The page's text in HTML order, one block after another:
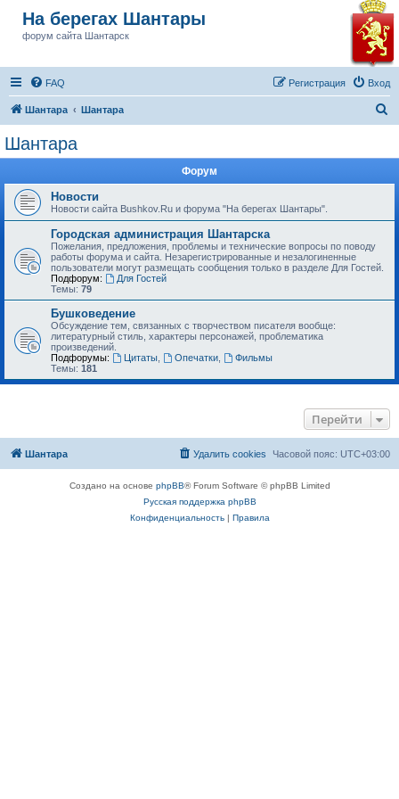
На берегах Шантары
форум сайта Шантарск
FAQ Вход
Регистрация
Шантара Шантара
Шантара
Форум
Новости
Новости сайта Bushkov.Ru и форума "На берегах Шантары".
Городская администрация Шантарска
Пожелания, предложения, проблемы и технические вопросы по поводу
работы форума и сайта. Незарегистрированные и незалогиненные
пользователи могут размещать сообщения только в разделе Для Гостей.
Подфорум:
Для Гостей
Темы: 79
Бушковедение
Обсуждение тем, связанных с творчеством писателя вообще:
литературный стиль, характеры персонажей, проблематика
произведений.
Подфорумы:
Цитаты, Опечатки,
Фильмы
Темы: 181
Перейти
Шантара Часовой пояс: UTC+03:00
Удалить cookies
Создано на основе phpBB® Forum Software © phpBB Limited
Русская поддержка phpBB
Конфиденциальность| Правила